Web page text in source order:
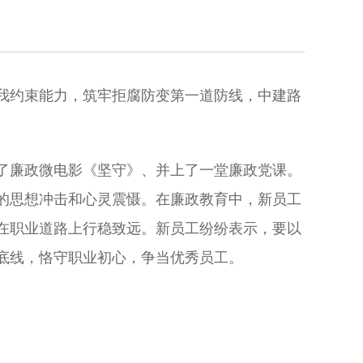
束能力，筑牢拒腐防变第一道防线，中建路
微电影《坚守》、并上了一堂廉政党课。
想冲击和心灵震慑。在廉政教育中，新员工
业道路上行稳致远。新员工纷纷表示，要以
，恪守职业初心，争当优秀员工。